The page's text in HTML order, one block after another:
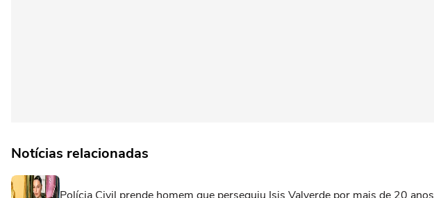
Notícias relacionadas